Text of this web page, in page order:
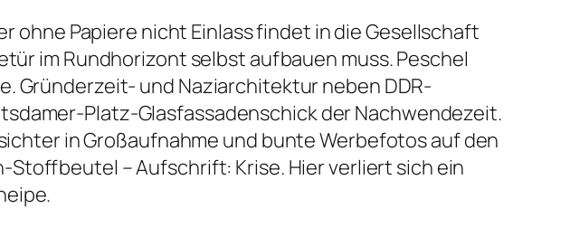
ohne Papiere nicht Einlass findet in die Gesellschaft
im Rundhorizont selbst aufbauen muss. Peschel
Gründerzeit- und Naziarchitektur neben DDR-
Platz-Glasfassadenschick der Nachwendezeit.
in Großaufnahme und bunte Werbefotos auf den
Stoffbeutel – Aufschrift: Krise. Hier verliert sich ein